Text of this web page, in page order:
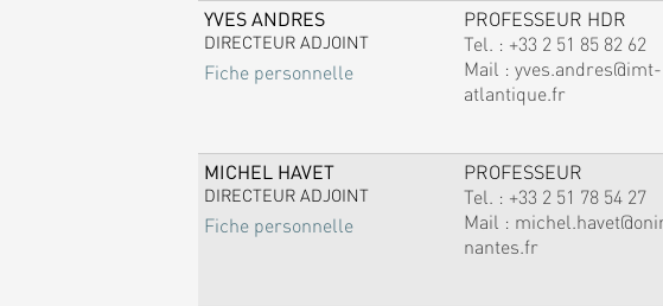
YVES ANDRES
DIRECTEUR ADJOINT
Fiche personnelle
PROFESSEUR HDR
Tel. : +33 2 51 85 82 62
Mail : yves.andres@imt-
atlantique.fr
MICHEL HAVET
DIRECTEUR ADJOINT
Fiche personnelle
PROFESSEUR
Tel. : +33 2 51 78 54 27
Mail :
nantes.fr